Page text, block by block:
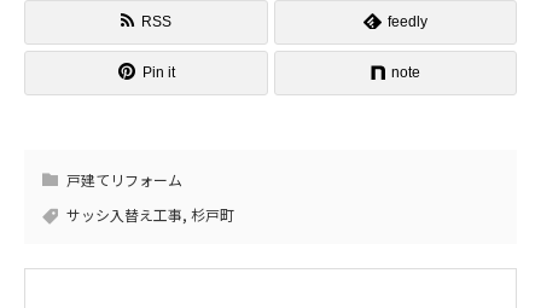
RSS feedly
Pin it note
戸建てリフォーム
サッシ入替え工事, 杉戸町